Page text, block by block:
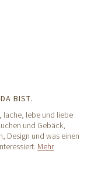
BIST.
lache, lebe und liebe
und Gebäck,
Design und was einen
Mehr